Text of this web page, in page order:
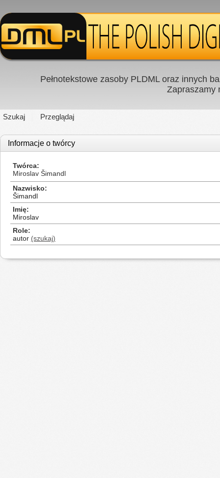
Pełnotekstowe zasoby PLDML oraz innych
Zapraszamy
Szukaj Przeglądaj
Informacje o twórcy
Twórca
Miroslav Šimandl
Nazwisko
Šimandl
Imię
Miroslav
Role
autor (szukaj)